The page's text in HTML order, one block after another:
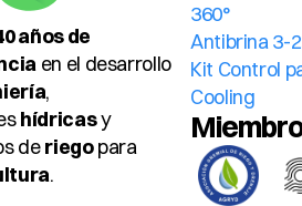
años de
en el desarrollo
,
hídricas y
de riego para
.
360°
Antibrina 3-
Kit Control
Cooling